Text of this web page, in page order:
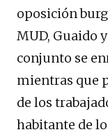
oposición
MUD, Guaido
conjunto se
mientras que
de los
habitante de